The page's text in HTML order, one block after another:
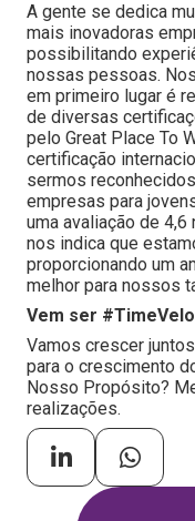
A gente se dedica
mais inovadoras
possibilitando
nossas pessoas.
em primeiro lugar é
de diversas
pelo Great Place To
certificação
sermos
empresas para
uma avaliação de 4,6
nos indica que
proporcionando um
melhor para nossos
Vem ser
Vamos crescer
para o crescimento
Nosso Propósito?
realizações.